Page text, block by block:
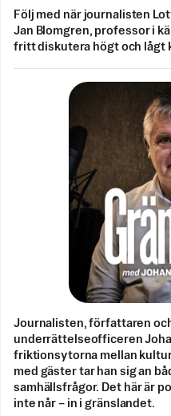
Följ med när journalisten
Jan Blomgren, professor i
fritt diskutera högt och lågt
Journalisten, författaren
underrättelseofficeren
friktionsytorna mellan
med gäster tar han sig an
samhällsfrågor. Det här är
inte når – in i gränslandet.